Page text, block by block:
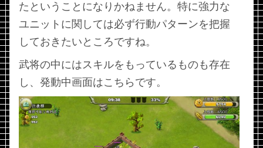
たということになりかねません。特に強力な
ユニットに関しては必ず行動パターンを把握
しておきたいところですね。
武将の中にはスキルをもっているものも存在
し、発動中画面はこちらです。